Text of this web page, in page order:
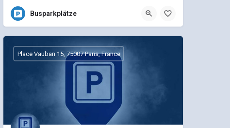
Busparkplätze
Place Vauban 15, 75007 Paris, France